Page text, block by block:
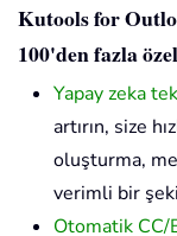
Kutools for
100'den fazla
Yapay zeka
artırın, size
oluşturma,
verimli bir
Otomatik CC/